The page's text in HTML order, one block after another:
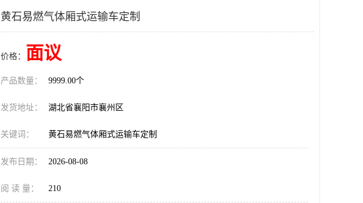
黄石易燃气体厢式运输车定制
价格： 面议
产品数量： 9999.00个
发货地址： 湖北省襄阳市襄州区
关键词： 黄石易燃气体厢式运输车定制
发布日期： 2026-08-08
阅 读 量： 210